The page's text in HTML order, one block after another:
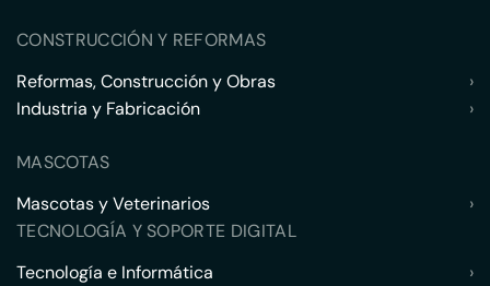
CONSTRUCCIÓN Y REFORMAS
Reformas, Construcción y Obras
›
Industria y Fabricación
›
MASCOTAS
Mascotas y Veterinarios
›
TECNOLOGÍA Y SOPORTE DIGITAL
Tecnología e Informática
›